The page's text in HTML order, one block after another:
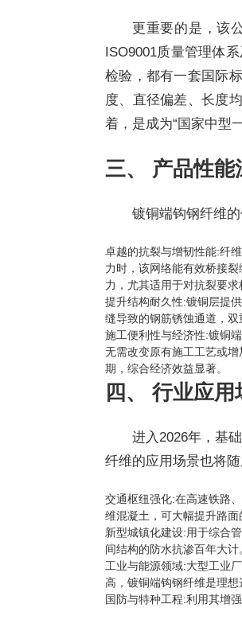
更重要的是，该
ISO9001质量管理体
检验，都有一套国际
度、直径偏差、长度
着，是成为“国家中型
三、 产品性能
镀铜端钩钢纤维
卓越的抗裂与增韧性能:纤
力时，该网络能有效桥接
力，尤其适用于对抗裂要求
提升结构耐久性:镀铜层提
缝导致的钢筋锈蚀通道，
施工便利性与经济性:镀铜
无需改变原有施工工艺或
期，综合经济效益显著。
四、 行业应
进入2026年，基
纤维的应用场景也将
交通枢纽强化:在高速铁路
维混凝土，可大幅提升路面
新型城镇化建设:用于综合
间结构的防水抗渗百年大计
工业与能源领域:大型工业
高，镀铜端钩钢纤维是理想
国防与特种工程:利用其增